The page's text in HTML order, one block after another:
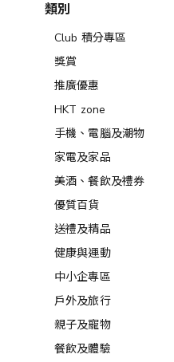
類別
Club 積分專區
獎賞
推廣優惠
HKT zone
手機、電腦及潮物
家電及家品
美酒、餐飲及禮券​
優質百貨
送禮及精品
健康與運動
中小企專區
戶外及旅行
親子及寵物
餐飲及體驗